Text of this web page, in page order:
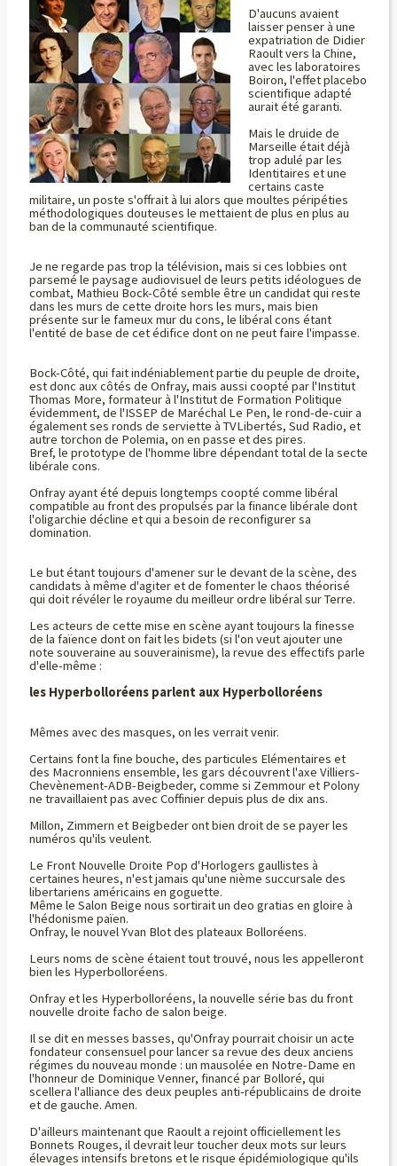
D'aucuns avaient
laisser penser à une
expatriation de Didier
Raoult vers la Chine,
avec les laboratoires
Boiron, l'effet placebo
scientifique adapté
aurait été garanti.
Mais le druide de
Marseille était déjà
trop adulé par les
Identitaires et une
certains caste
militaire, un poste s'offrait à lui alors que moultes péripéties
méthodologiques douteuses le mettaient de plus en plus au
ban de la communauté scientifique.
Je ne regarde pas trop la télévision, mais si ces lobbies ont
parsemé le paysage audiovisuel de leurs petits idéologues de
combat, Mathieu Bock-Côté semble être un candidat qui reste
dans les murs de cette droite hors les murs, mais bien
présente sur le fameux mur du cons, le libéral cons étant
l'entité de base de cet édifice dont on ne peut faire l'impasse.
Bock-Côté, qui fait indéniablement partie du peuple de droite,
est donc aux côtés de Onfray, mais aussi coopté par l'Institut
Thomas More, formateur à l'Institut de Formation Politique
évidemment, de l'ISSEP de Maréchal Le Pen, le rond-de-cuir a
également ses ronds de serviette à TVLibertés, Sud Radio, et
autre torchon de Polemia, on en passe et des pires.
Bref, le prototype de l'homme libre dépendant total de la secte
libérale cons.
Onfray ayant été depuis longtemps coopté comme libéral
compatible au front des propulsés par la finance libérale dont
l'oligarchie décline et qui a besoin de reconfigurer sa
domination.
Le but étant toujours d'amener sur le devant de la scène, des
candidats à même d'agiter et de fomenter le chaos théorisé
qui doit révéler le royaume du meilleur ordre libéral sur Terre.
Les acteurs de cette mise en scène ayant toujours la finesse
de la faïence dont on fait les bidets (si l'on veut ajouter une
note souveraine au souverainisme), la revue des effectifs parle
d'elle-même :
les Hyperbolloréens parlent aux Hyperbolloréens
Mêmes avec des masques, on les verrait venir.
Certains font la fine bouche, des particules Elémentaires et
des Macronniens ensemble, les gars découvrent l'axe Villiers-
Chevènement-ADB-Beigbeder, comme si Zemmour et Polony
ne travaillaient pas avec Coffinier depuis plus de dix ans.
Millon, Zimmern et Beigbeder ont bien droit de se payer les
numéros qu'ils veulent.
Le Front Nouvelle Droite Pop d'Horlogers gaullistes à
certaines heures, n'est jamais qu'une nième succursale des
libertariens américains en goguette.
Même le Salon Beige nous sortirait un deo gratias en gloire à
l'hédonisme païen.
Onfray, le nouvel Yvan Blot des plateaux Bolloréens.
Leurs noms de scène étaient tout trouvé, nous les appelleront
bien les Hyperbolloréens.
Onfray et les Hyperbolloréens, la nouvelle série bas du front
nouvelle droite facho de salon beige.
Il se dit en messes basses, qu'Onfray pourrait choisir un acte
fondateur consensuel pour lancer sa revue des deux anciens
régimes du nouveau monde : un mausolée en Notre-Dame en
l'honneur de Dominique Venner, financé par Bolloré, qui
scellera l'alliance des deux peuples anti-républicains de droite
et de gauche. Amen.
D'ailleurs maintenant que Raoult a rejoint officiellement les
Bonnets Rouges, il devrait leur toucher deux mots sur leurs
élevages intensifs bretons et le risque épidémiologique qu'ils